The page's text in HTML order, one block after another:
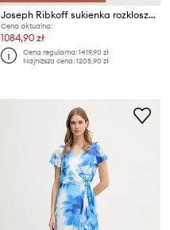
Joseph Ribkoff sukienka rozkloszowana
Cena aktualna:
1084,90 zł
Cena regularna:1419,90 zł
Najniższa cena:1205,90 zł